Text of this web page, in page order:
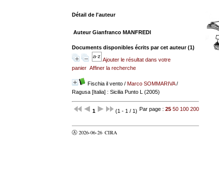
Détail de l'auteur
Auteur Gianfranco MANFREDI
Documents disponibles écrits par cet auteur (1)
Ajouter le résultat dans votre
panier Affiner la recherche
Fischia il vento/ Marco SOMMARIVA/
Ragusa [Italia] : Sicilia Punto L (2005)
1 (1 - 1 / 1) Par page : 25 50 100 200
Ⓐ 2026-06-26 CIRA